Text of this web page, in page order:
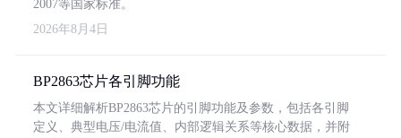
2007等国家标准。
2026年8月4日
BP2863芯片各引脚功能
本文详细解析BP2863芯片的引脚功能及参数，包括各引脚
定义、典型电压/电流值、内部逻辑关系等核心数据，并附